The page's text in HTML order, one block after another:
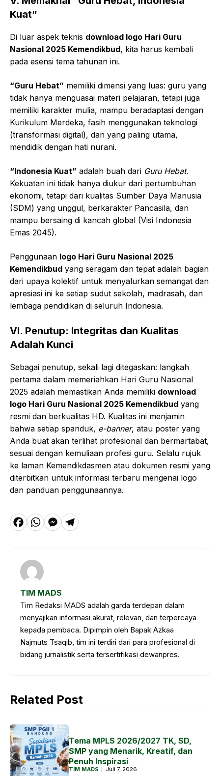
Kuat”
Di luar aspek teknis download logo Hari Guru
Nasional 2025 Kemendikbud, kita harus kembali
pada esensi tema tahunan ini.
“Guru Hebat” memiliki dimensi yang luas: guru yang
tidak hanya menguasai materi pelajaran, tetapi juga
memiliki karakter mulia, mampu beradaptasi dengan
Kurikulum Merdeka, fasih menggunakan teknologi
(transformasi digital), dan yang paling utama,
mendidik dengan hati nurani.
“Indonesia Kuat” adalah buah dari Guru Hebat.
Kekuatan ini tidak hanya diukur dari pertumbuhan
ekonomi, tetapi dari kualitas Sumber Daya Manusia
(SDM) yang unggul, berkarakter Pancasila, dan
mampu bersaing di kancah global (Visi Indonesia
Emas 2045).
Penggunaan logo Hari Guru Nasional 2025
Kemendikbud yang seragam dan tepat adalah bagian
dari upaya kolektif untuk menyalurkan semangat dan
apresiasi ini ke setiap sudut sekolah, madrasah, dan
lembaga pendidikan di seluruh Indonesia.
VI. Penutup: Integritas dan Kualitas
Adalah Kunci
Sebagai penutup, sekali lagi ditegaskan: langkah
pertama dalam memeriahkan Hari Guru Nasional
2025 adalah memastikan Anda memiliki download
logo Hari Guru Nasional 2025 Kemendikbud yang
resmi dan berkualitas HD. Kualitas ini menjamin
bahwa setiap spanduk, e-banner, atau poster yang
Anda buat akan terlihat profesional dan bermartabat,
sesuai dengan kemuliaan profesi guru. Selalu rujuk
ke laman Kemendikdasmen atau dokumen resmi yang
diterbitkan untuk informasi terbaru mengenai logo
dan panduan penggunaannya.
F
e
b
o
o
W
a
t
s
A
p
p
M
e
n
g
e
r
T
a
m
TIM MADS
Tim Redaksi MADS adalah garda terdepan dalam
menyajikan informasi akurat, relevan, dan terpercaya
kepada pembaca. Dipimpin oleh Bapak Azkaa
Najmuts Tsaqib, tim ini terdiri dari para profesional di
bidang jurnalistik serta tersertifikasi dewanpres.
Related Post
Tema MPLS 2026/2027 TK, SD,
SMP yang Menarik, Kreatif, dan
Penuh Inspirasi
TIM MADS Juli 7, 2026